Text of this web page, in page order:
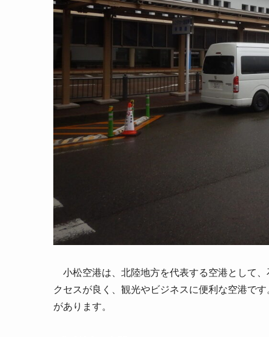
小松空港は、北陸地方を代表する空港として
クセスが良く、観光やビジネスに便利な空港で
があります。